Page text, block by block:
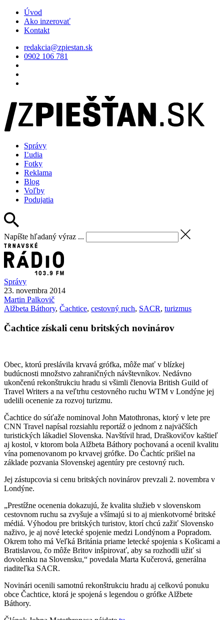
Úvod
Ako inzerovať
Kontakt
redakcia@zpiestan.sk
0902 106 781
Správy
Ľudia
Fotky
Reklama
Blog
Voľby
Podujatia
Napíšte hľadaný výraz ...
Správy
23. novembra 2014
Martin Palkovič
Alžbeta Báthory, Čachtice, cestovný ruch, SACR, turizmus
Čachtice získali cenu britských novinárov
Obec, ktorú preslávila krvavá grófka, môže mať v blízkej
budúcnosti množstvo zahraničných návštevníkov. Nedávno
ukončenú rekonštrukciu hradu si všimli členovia British Guild of
Travel Writers a na veľtrhu cestovného ruchu WTM v Londýne jej
udelili ocenenie za rozvoj turizmu.
Čachtice do súťaže nominoval John Matothronas, ktorý v lete pre
CNN Travel napísal rozsiahlu reportáž o jednom z najväčších
turistických lákadiel Slovenska. Navštívil hrad, Draškovičov kaštieľ
aj kostol, v ktorom bola Alžbeta Báthory pochovaná a ocenil kvalitu
vína pomenovanom po krvavej grófke. Do Čachtíc prišiel na
základe pozvania Slovenskej agentúry pre cestovný ruch.
Jej zástupcovia si cenu britských novinárov prevzali 2. novembra v
Londýne.
„Prestížne ocenenia dokazujú, že kvalita služieb v slovenskom
cestovnom ruchu sa zvyšuje a všímajú si to aj mienkotvorné britské
médiá. Výhodou pre britských turistov, ktorí chcú zažiť Slovensko
naživo, je aj nové letecké spojenie medzi Londýnom a Popradom.
Okrem toho má Veľká Británia priame letecké spojenia s Košicami a
Bratislavou, čo môže Britov inšpirovať, aby sa rozhodli užiť si
dovolenku na Slovensku,“ povedala Marta Kučerová, generálna
riaditeľka SACR.
Novinári ocenili samotnú rekonštrukciu hradu aj celkovú ponuku
obce Čachtice, ktorá je spojená s legendou o grófke Alžbete
Báthory.